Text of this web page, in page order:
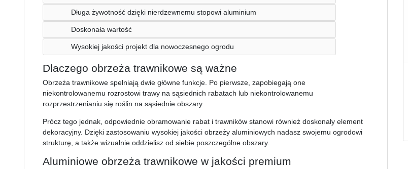
Długa żywotność dzięki nierdzewnemu stopowi aluminium
Doskonała wartość
Wysokiej jakości projekt dla nowoczesnego ogrodu
Dlaczego obrzeża trawnikowe są ważne
Obrzeża trawnikowe spełniają dwie główne funkcje. Po pierwsze, zapobiegają one
niekontrolowanemu rozrostowi trawy na sąsiednich rabatach lub niekontrolowanemu
rozprzestrzenianiu się roślin na sąsiednie obszary.
Prócz tego jednak, odpowiednie obramowanie rabat i trawników stanowi również doskonały element
dekoracyjny. Dzięki zastosowaniu wysokiej jakości obrzeży aluminiowych nadasz swojemu ogrodowi
strukturę, a także wizualnie oddzielisz od siebie poszczególne obszary.
Aluminiowe obrzeża trawnikowe w jakości premium